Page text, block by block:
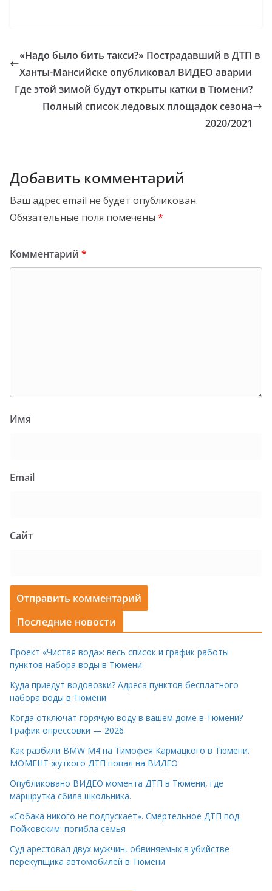
«Надо было бить такси?» Пострадавший в ДТП в
Ханты-Мансийске опубликовал ВИДЕО аварии
Где этой зимой будут открыты катки в Тюмени?
Полный список ледовых площадок сезона
2020/2021
Добавить комментарий
Ваш адрес email не будет опубликован.
Обязательные поля помечены *
Комментарий *
Имя
Email
Сайт
Последние новости
Проект «Чистая вода»: весь список и график работы
пунктов набора воды в Тюмени
Куда приедут водовозки? Адреса пунктов бесплатного
набора воды в Тюмени
Когда отключат горячую воду в вашем доме в Тюмени?
График опрессовки — 2026
Как разбили BMW M4 на Тимофея Кармацкого в Тюмени.
МОМЕНТ жуткого ДТП попал на ВИДЕО
Опубликовано ВИДЕО момента ДТП в Тюмени, где
маршрутка сбила школьника.
«Собака никого не подпускает». Смертельное ДТП под
Пойковским: погибла семья
Суд арестовал двух мужчин, обвиняемых в убийстве
перекупщика автомобилей в Тюмени